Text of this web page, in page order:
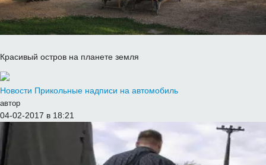
Красивый остров на планете земля
Новости Прикольные надписи на автомобиль
автор
04-02-2017 в 18:21